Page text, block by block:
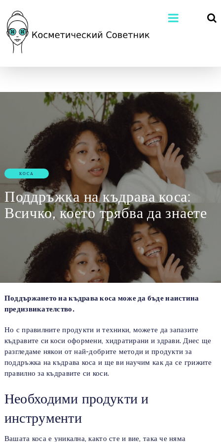
КОСА
Поддръжка на къдрава коса:
Всичко, което трябва да знаете
Поддържането на къдрава коса може да бъде наистина
предизвикателство.
Но с правилните продукти и техники, можете да запазите
къдравите си коси оформени, хидратирани и здрави. Днес ще
разгледаме някои от най-добрите методи и продукти за
поддръжка на къдрава коса и ще ви научим как да се грижите
правилно за къдравите си коси.
Необходими продукти и
инструменти
Вашата коса е уникална, както сте и вие, така че няма